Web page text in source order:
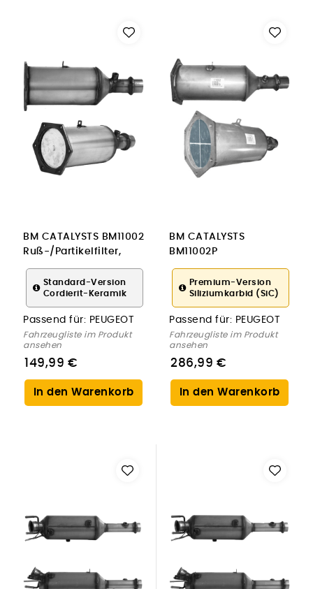
BM CATALYSTS BM11002
Ruß-/Partikelfilter,
Abgasanlage für
PEUGEOT
Standard-Version
Cordierit-Keramik
Passend für: PEUGEOT
Fahrzeugliste im Produkt
ansehen
149,99 €
In den Warenkorb
BM CATALYSTS
BM11002P
Ruß-/Partikelfilter,
Abgasanlage für
PEUGEOT
Premium-Version
Siliziumkarbid (SiC)
Passend für: PEUGEOT
Fahrzeugliste im Produkt
ansehen
286,99 €
In den Warenkorb